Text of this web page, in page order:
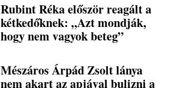
Rubint Réka először reagált a
kétkedőknek: „Azt mondják,
hogy nem vagyok beteg”
Mészáros Árpád Zsolt lánya
nem akart az apjával bulizni a